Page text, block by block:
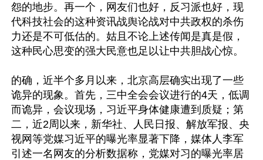
怨的地步。再一个，网友们也好，反习派也好，现
代科技社会的这种资讯战舆论战对中共政权的杀伤
力还是不可低估的。姑且不论上述传闻是真是假，
这种民心思变的强大民意也足以让中共胆战心惊。
的确，近半个多月以来，北京高层确实出现了一些
诡异的现象。首先，三中全会会议进行的4天，低调
而诡异，会议现场，习近平身体健康遭到质疑；第
二，近2周以来，新华社、人民日报、解放军报、央
视网等党媒习近平的曝光率显著下降，媒体人李军
引述一名网友的分析数据称，党媒对习的曝光率居